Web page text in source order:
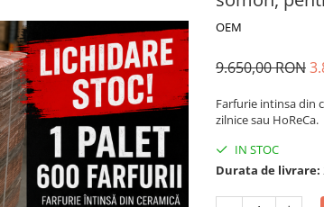
OEM
9.650,00 RON
Farfurie intinsa din
zilnice sau HoReCa.
IN STOC
Durata de livrare: